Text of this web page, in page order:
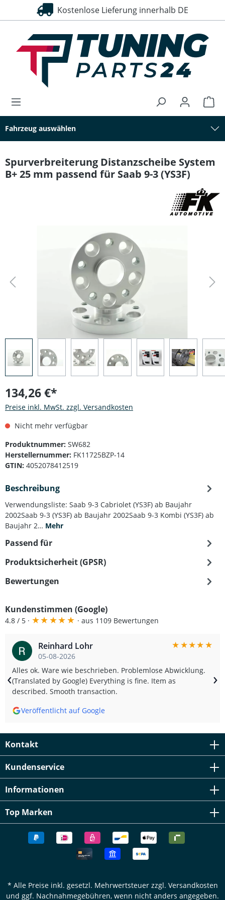
springen Kostenlose Lieferung innerhalb DE
Fahrzeug auswählen
Spurverbreiterung Distanzscheibe System
B+ 25 mm passend für Saab 9-3 (YS3F)
134,26 €*
Preise inkl. MwSt. zzgl. Versandkosten
Nicht mehr verfügbar
Produktnummer: SW682
Herstellernummer: FK11725BZP-14
GTIN: 4052078412519
Beschreibung
Verwendungsliste: Saab 9-3 Cabriolet (YS3F) ab Baujahr
2002Saab 9-3 (YS3F) ab Baujahr 2002Saab 9-3 Kombi (YS3F) ab
Baujahr 2… Mehr
Passend für
Produktsicherheit (GPSR)
Bewertungen
Kundenstimmen (Google)
4.8 / 5 · ★★★★★ · aus 1109 Bewertungen
Reinhard Lohr
05-08-2026
★★★★★
Alles ok. Ware wie beschrieben. Problemlose Abwicklung.
(Translated by Google) Everything is fine. Item as
described. Smooth transaction.
Veröffentlicht auf Google
‹ ›
Kontakt
Kundenservice
Informationen
Top Marken
* Alle Preise inkl. gesetzl. Mehrwertsteuer zzgl. Versandkosten
und ggf. Nachnahmegebühren, wenn nicht anders angegeben.